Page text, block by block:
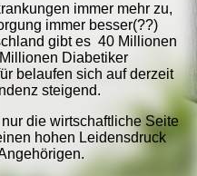
immer mehr zu,
immer besser(??)
gibt es 40 Millionen
Diabetiker
belaufen sich auf derzeit
steigend.
die wirtschaftliche Seite
hohen Leidensdruck